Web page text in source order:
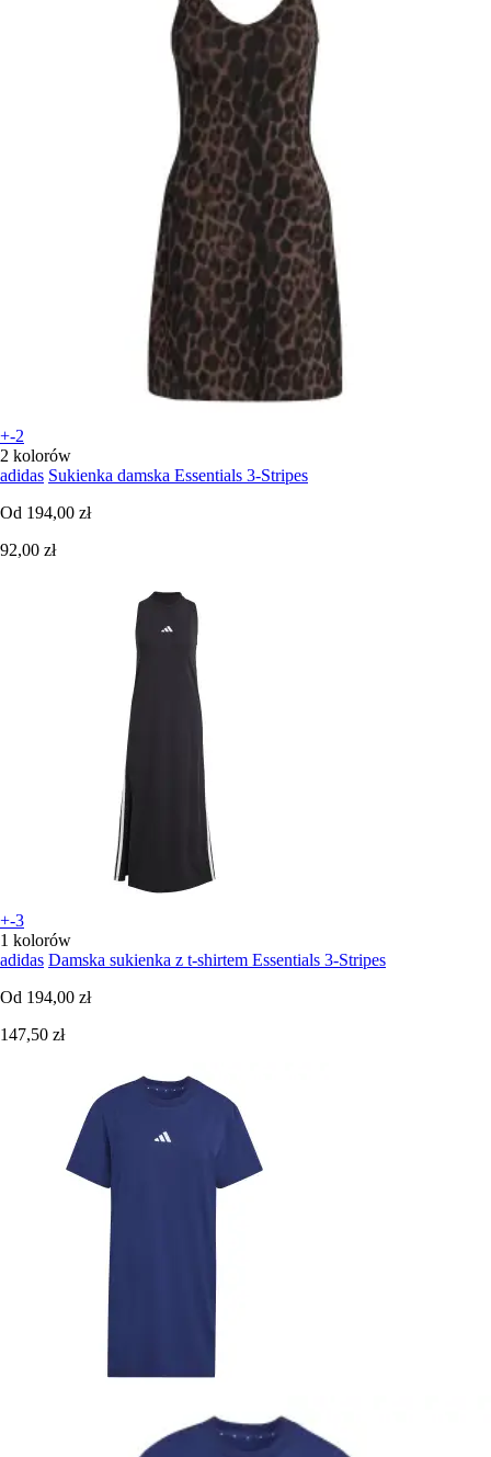
+-2
2 kolorów
adidas Sukienka damska Essentials 3-Stripes
Od 194,00 zł
92,00 zł
+-3
1 kolorów
adidas Damska sukienka z t-shirtem Essentials 3-Stripes
Od 194,00 zł
147,50 zł